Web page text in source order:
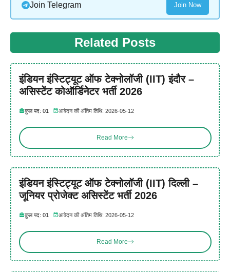
Join Telegram Join Now
Related Posts
इंडियन इंस्टिट्यूट ऑफ टेक्नोलॉजी (IIT) इंदौर –
असिस्टेंट कोऑर्डिनेटर भर्ती 2026
कुल पद: 01 आवेदन की अंतिम तिथि: 2026-05-12
Read More
इंडियन इंस्टिट्यूट ऑफ टेक्नोलॉजी (IIT) दिल्ली –
जूनियर प्रोजेक्ट असिस्टेंट भर्ती 2026
कुल पद: 01 आवेदन की अंतिम तिथि: 2026-05-12
Read More